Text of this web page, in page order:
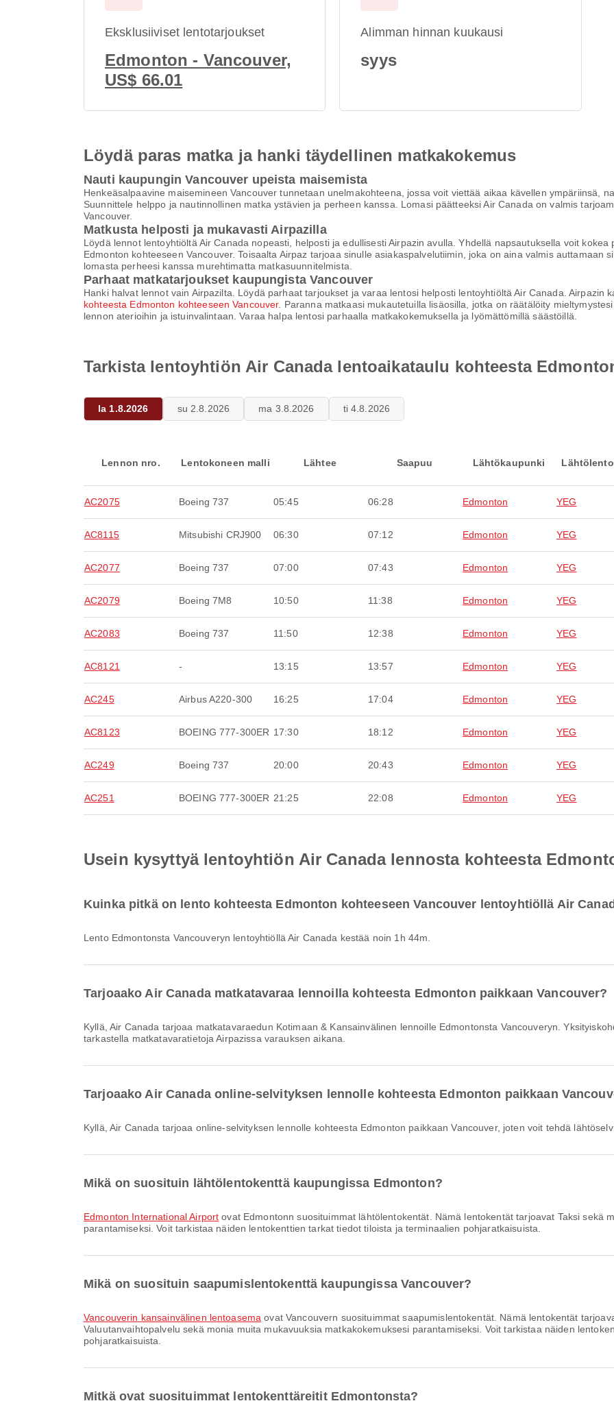
Eksklusiiviset lentotarjoukset
Edmonton - Vancouver,
US$ 66.01
Alimman hinnan kuukausi
syys
Löydä paras matka ja hanki täydellinen matkakokemus
Nauti kaupungin Vancouver upeista maisemista
Henkeäsalpaavine maisemineen Vancouver tunnetaan unelmakohteena, jossa voit viettää aikaa kävellen ympäriinsä,
Suunnittele helppo ja nautinnollinen matka ystävien ja perheen kanssa. Lomasi päätteeksi Air Canada on valmis
Vancouver.
Matkusta helposti ja mukavasti Airpazilla
Löydä lennot lentoyhtiöltä Air Canada nopeasti, helposti ja edullisesti Airpazin avulla. Yhdellä napsautuksella voit
Edmonton kohteeseen Vancouver. Toisaalta Airpaz tarjoaa sinulle asiakaspalvelutiimin, joka on aina valmis auttamaan
lomasta perheesi kanssa murehtimatta matkasuunnitelmista.
Parhaat matkatarjoukset kaupungista Vancouver
Hanki halvat lennot vain Airpazilta. Löydä parhaat tarjoukset ja varaa lentosi helposti lentoyhtiöltä Air Canada.
kohteesta Edmonton kohteeseen Vancouver. Paranna matkaasi mukautetuilla lisäosilla, jotka on räätälöity
lennon aterioihin ja istuinvalintaan. Varaa halpa lentosi parhaalla matkakokemuksella ja lyömättömillä säästöillä.
Tarkista lentoyhtiön Air Canada lentoaikataulu kohteesta
la 1.8.2026 su 2.8.2026 ma 3.8.2026 ti 4.8.2026
Lennon nro. Lentokoneen malli Lähtee Saapuu Lähtökaupunki
AC2075 Boeing 737 05:45 06:28 Edmonton YEG
AC8115 Mitsubishi CRJ900 06:30 07:12 Edmonton YEG
AC2077 Boeing 737 07:00 07:43 Edmonton YEG
AC2079 Boeing 7M8 10:50 11:38 Edmonton YEG
AC2083 Boeing 737 11:50 12:38 Edmonton YEG
AC8121 - 13:15 13:57 Edmonton YEG
AC245 Airbus A220-300 16:25 17:04 Edmonton YEG
AC8123 BOEING 777-300ER 17:30 18:12 Edmonton YEG
AC249 Boeing 737 20:00 20:43 Edmonton YEG
AC251 BOEING 777-300ER 21:25 22:08 Edmonton YEG
Usein kysyttyä lentoyhtiön Air Canada lennosta kohteesta
Kuinka pitkä on lento kohteesta Edmonton kohteeseen Vancouver lentoyhtiöllä Air
Lento Edmontonsta Vancouveryn lentoyhtiöllä Air Canada kestää noin 1h 44m.
Tarjoaako Air Canada matkatavaraa lennoilla kohteesta Edmonton paikkaan Vancouver?
Kyllä, Air Canada tarjoaa matkatavaraedun Kotimaan & Kansainvälinen lennoille Edmontonsta Vancouveryn. Yksityiskohdat vaihtelevat lipputyypin ja kohteen mukaan. Voit
tarkastella matkatavaratietoja Airpazissa varauksen aikana.
Tarjoaako Air Canada online-selvityksen lennolle kohteesta Edmonton paikkaan
Kyllä, Air Canada tarjoaa online-selvityksen lennolle kohteesta Edmonton paikkaan Vancouver, joten voit tehdä
Mikä on suosituin lähtölentokenttä kaupungissa Edmonton?
Edmonton International Airport ovat Edmontonn suosituimmat lähtölentokentät. Nämä lentokentät tarjoavat Taksi sekä
parantamiseksi. Voit tarkistaa näiden lentokenttien tarkat tiedot tiloista ja terminaalien pohjaratkaisuista.
Mikä on suosituin saapumislentokenttä kaupungissa Vancouver?
Vancouverin kansainvälinen lentoasema ovat Vancouvern suosituimmat saapumislentokentät. Nämä lentokentät
Valuutanvaihtopalvelu sekä monia muita mukavuuksia matkakokemuksesi parantamiseksi. Voit tarkistaa näiden
pohjaratkaisuista.
Mitkä ovat suosituimmat lentokenttäreitit Edmontonsta?